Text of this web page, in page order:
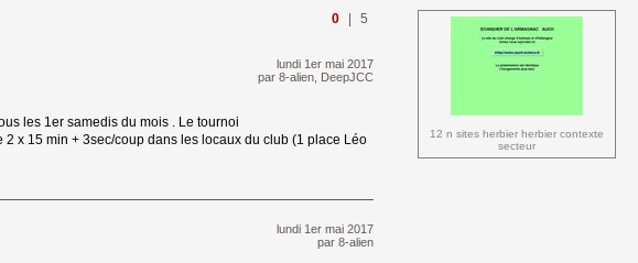
0 5
lundi 1er mai 2017
par 8-alien DeepJCC
les 1er samedis du mois . Le tournoi
x 15 min + 3sec/coup dans les locaux du club (1 place Léo
lundi 1er mai 2017
par 8-alien
12 n sites herbier herbier contexte
secteur